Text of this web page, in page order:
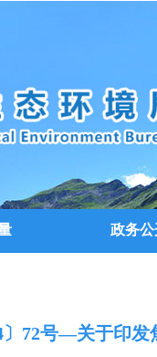
政务公
〕72号—关于印